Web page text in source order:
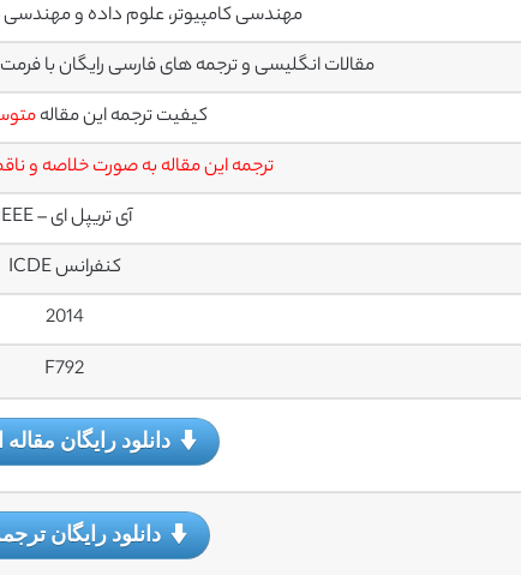
مهندسی کامپیوتر، علوم داده و
مقالات انگلیسی و ترجمه های فارسی رایگان با فرمت PDF آماده دانلود رایگان میباشند
کیفیت ترجمه این مقاله
ترجمه این مقاله به صورت خلاصه و
آی تریپل ای – IEEE
کنفرانس ICDE
2014
F792
دانلود رایگان
دانلود رایگان